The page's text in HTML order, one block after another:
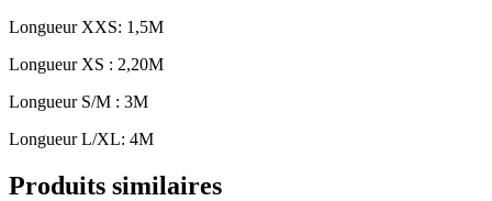
Longueur XXS: 1,5M
Longueur XS : 2,20M
Longueur S/M : 3M
Longueur L/XL: 4M
Produits similaires